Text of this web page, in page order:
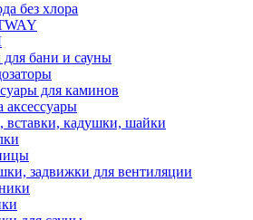
без хлора
для бани и сауны
для каминов
аксессуары
вставки, кадушки, шайки
задвижки для вентиляции